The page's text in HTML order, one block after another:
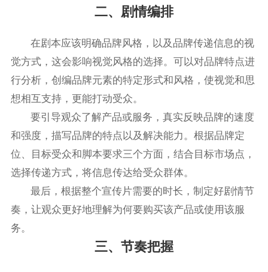
二、剧情编排
在剧本应该明确品牌风格，以及品牌传递信息的视
觉方式，这会影响视觉风格的选择。可以对品牌特点进
行分析，创编品牌元素的特定形式和风格，使视觉和思
想相互支持，更能打动受众。
要引导观众了解产品或服务，真实反映品牌的速度
和强度，描写品牌的特点以及解决能力。根据品牌定
位、目标受众和脚本要求三个方面，结合目标市场点，
选择传递方式，将信息传达给受众群体。
最后，根据整个宣传片需要的时长，制定好剧情节
奏，让观众更好地理解为何要购买该产品或使用该服
务。
三、节奏把握